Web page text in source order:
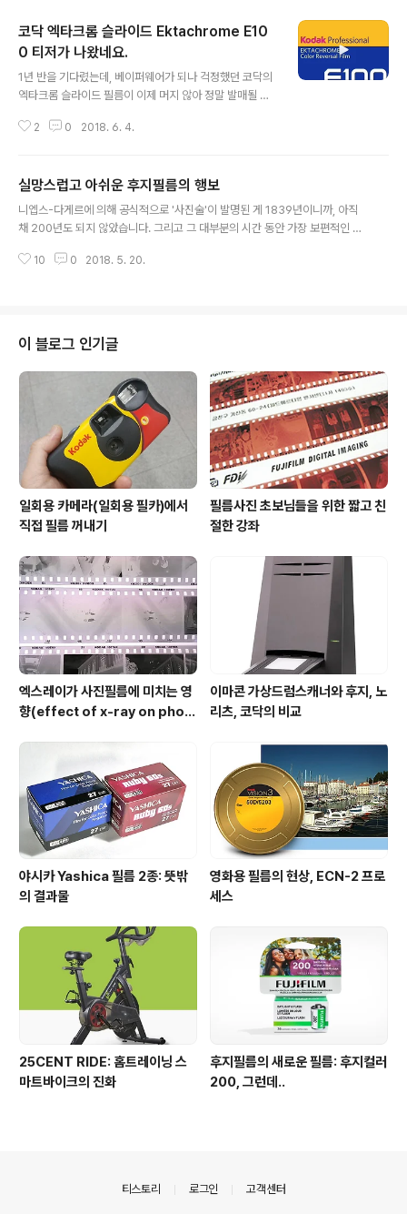
코닥 엑타크롬 슬라이드 Ektachrome E10
0 티저가 나왔네요.
1년 반을 기다렸는데, 베이퍼웨어가 되나 걱정했던 코닥의
엑타크롬 슬라이드 필름이 이제 머지 않아 정말 발매될 모
그램을 통해 떴네요. https://www.instagram.com/p/
에 발매될지도 모른다(늦어지면 8월이라고도 합니다..) 정
도이며 가격에 대한 정보는 아직 없습니다. 저렴하게 나왔
으면 좋으련만..
2 0 2018. 6. 4.
실망스럽고 아쉬운 후지필름의 행보
니엡스-다게르에 의해 공식적으로 '사진술'이 발명된 게 1839년이니까, 아직
채 200년도 되지 않았습니다. 그리고 그 대부분의 시간 동안 가장 보편적인 사
진은 위기를 맞게 됩니다. 1997년에 상업적 형태의 디지털카메라가 백만화소
서 드디어 하나 둘씩 이 첨단 장비들로 대체되어 가기 시작합니다. 세계적 추세
와 마찬가지로 한국의 업계도 같은 출렁임을 겪었습니다. 오래도록 사진을 해온
분들이라면 기억하실 여러..
10 0 2018. 5. 20.
이 블로그 인기글
일회용 카메라(일회용 필카)에서
직접 필름 꺼내기
필름사진 초보님들을 위한 짧고 친
절한 강좌
엑스레이가 사진필름에 미치는 영
향(effect of x-ray on phot
이마콘 가상드럼스캐너와 후지, 노
리츠, 코닥의 비교
야시카 Yashica 필름 2종: 뜻밖
의 결과물
영화용 필름의 현상, ECN-2 프로
세스
25CENT RIDE: 홈트레이닝 스
마트바이크의 진화
후지필름의 새로운 필름: 후지컬러
200, 그런데..
티스토리 로그인 고객센터